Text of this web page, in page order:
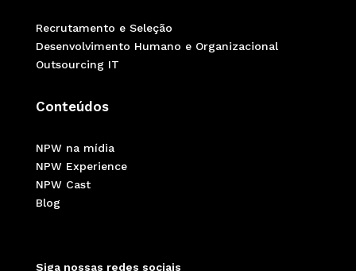
Recrutamento e Seleção
Desenvolvimento Humano e Organizacional
Outsourcing IT
Conteúdos
NPW na mídia
NPW Experience
NPW Cast
Blog
Siga nossas redes sociais